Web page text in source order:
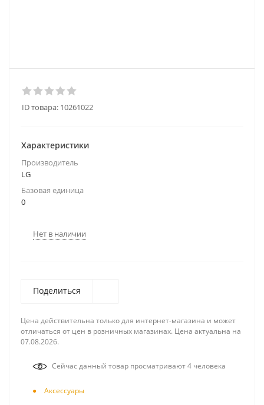
ID товара: 10261022
Характеристики
Производитель
LG
Базовая единица
0
Нет в наличии
Поделиться
Цена действительна только для интернет-магазина и может
отличаться от цен в розничных магазинах. Цена актуальна на
07.08.2026.
Сейчас данный товар просматривают 4 человека
Аксесcуары